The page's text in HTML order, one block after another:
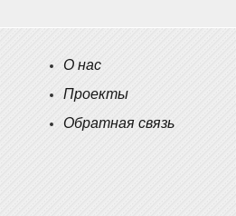
О нас
Проекты
Обратная связь